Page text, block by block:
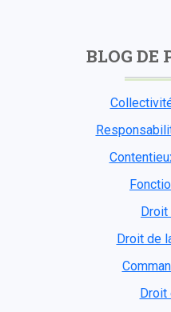
BLOG DE
Droit de
Droit